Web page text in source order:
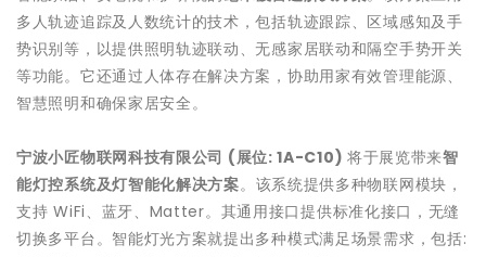
多人轨迹追踪及人数统计的技术，包括轨迹跟踪、区域感知及手
势识别等，以提供照明轨迹联动、无感家居联动和隔空手势开关
等功能。它还通过人体存在解决方案，协助用家有效管理能源、
智慧照明和确保家居安全。
宁波小匠物联网科技有限公司 (展位: 1A-C10) 将于展览带来智
能灯控系统及灯智能化解决方案。该系统提供多种物联网模块，
支持 WiFi、蓝牙、Matter。其通用接口提供标准化接口，无缝
切换多平台。智能灯光方案就提出多种模式满足场景需求，包括: